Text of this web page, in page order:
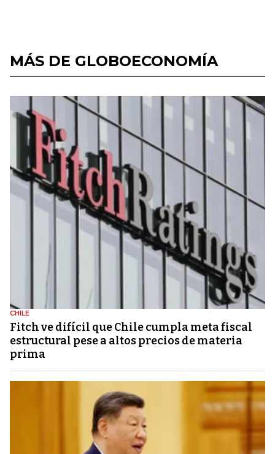
MÁS DE GLOBOECONOMÍA
CHILE
Fitch ve difícil que Chile cumpla meta fiscal
estructural pese a altos precios de materia
prima